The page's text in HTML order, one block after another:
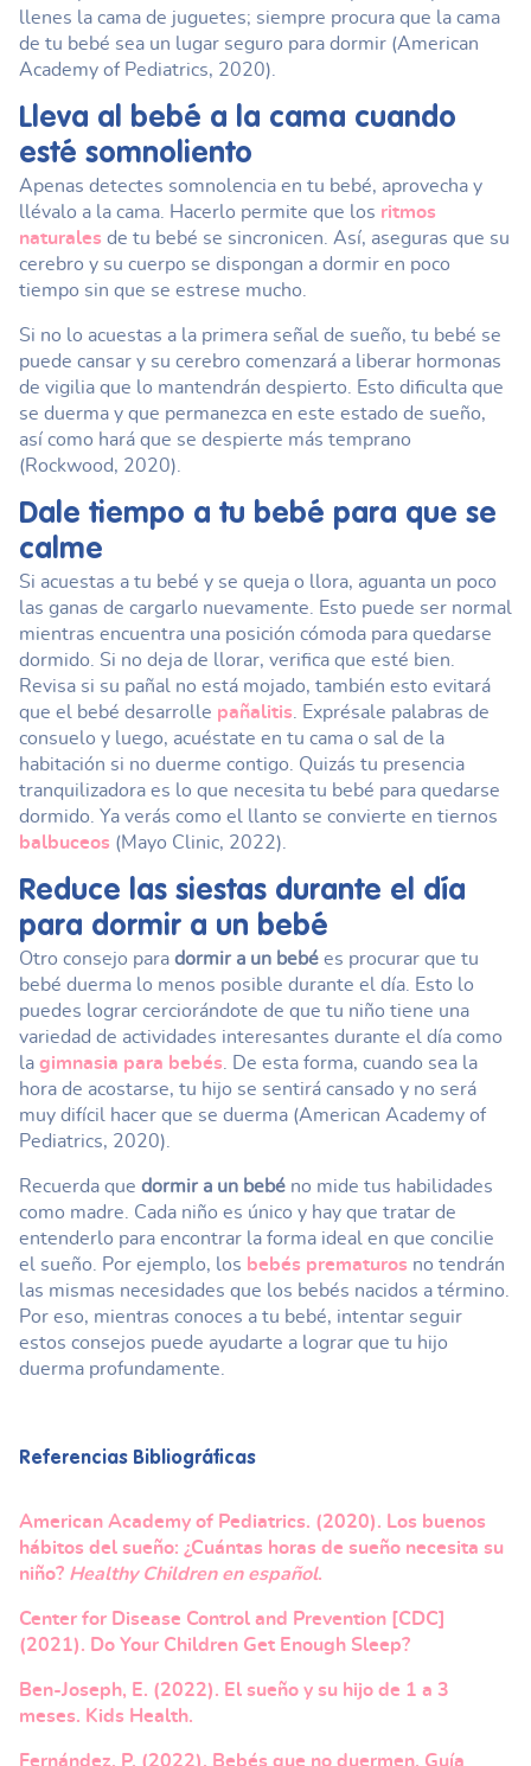
llenes la cama de juguetes; siempre procura que la cama
de tu bebé sea un lugar seguro para dormir (American
Academy of Pediatrics, 2020).
Lleva al bebé a la cama cuando
esté somnoliento
Apenas detectes somnolencia en tu bebé, aprovecha y
llévalo a la cama. Hacerlo permite que los ritmos
naturales de tu bebé se sincronicen. Así, aseguras que su
cerebro y su cuerpo se dispongan a dormir en poco
tiempo sin que se estrese mucho.
Si no lo acuestas a la primera señal de sueño, tu bebé se
puede cansar y su cerebro comenzará a liberar hormonas
de vigilia que lo mantendrán despierto. Esto dificulta que
se duerma y que permanezca en este estado de sueño,
así como hará que se despierte más temprano
(Rockwood, 2020).
Dale tiempo a tu bebé para que se
calme
Si acuestas a tu bebé y se queja o llora, aguanta un poco
las ganas de cargarlo nuevamente. Esto puede ser normal
mientras encuentra una posición cómoda para quedarse
dormido. Si no deja de llorar, verifica que esté bien.
Revisa si su pañal no está mojado, también esto evitará
que el bebé desarrolle pañalitis . Exprésale palabras de
consuelo y luego, acuéstate en tu cama o sal de la
habitación si no duerme contigo. Quizás tu presencia
tranquilizadora es lo que necesita tu bebé para quedarse
dormido. Ya verás como el llanto se convierte en tiernos
balbuceos (Mayo Clinic, 2022).
Reduce las siestas durante el día
para dormir a un bebé
Otro consejo para dormir a un bebé es procurar que tu
bebé duerma lo menos posible durante el día. Esto lo
puedes lograr cerciorándote de que tu niño tiene una
variedad de actividades interesantes durante el día como
la gimnasia para bebés . De esta forma, cuando sea la
hora de acostarse, tu hijo se sentirá cansado y no será
muy difícil hacer que se duerma (American Academy of
Pediatrics, 2020).
Recuerda que dormir a un bebé no mide tus habilidades
como madre. Cada niño es único y hay que tratar de
entenderlo para encontrar la forma ideal en que concilie
el sueño. Por ejemplo, los bebés prematuros no tendrán
las mismas necesidades que los bebés nacidos a término.
Por eso, mientras conoces a tu bebé, intentar seguir
estos consejos puede ayudarte a lograr que tu hijo
duerma profundamente.
Referencias Bibliográficas
American Academy of Pediatrics. (2020). Los buenos
hábitos del sueño: ¿Cuántas horas de sueño necesita su
niño? Healthy Children en español.
Center for Disease Control and Prevention [CDC]
(2021). Do Your Children Get Enough Sleep?
Ben-Joseph, E. (2022). El sueño y su hijo de 1 a 3
meses. Kids Health.
Fernández, P. (2022). Bebés que no duermen. Guía